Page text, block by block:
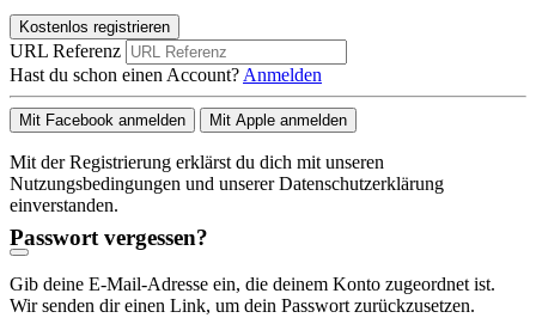
Kostenlos registrieren
URL Referenz
Hast du schon einen Account? Anmelden
Mit Facebook anmelden Mit Apple anmelden
Mit der Registrierung erklärst du dich mit unseren
Nutzungsbedingungen und unserer Datenschutzerklärung
einverstanden.
Passwort vergessen?
Gib deine E-Mail-Adresse ein, die deinem Konto zugeordnet ist.
Wir senden dir einen Link, um dein Passwort zurückzusetzen.